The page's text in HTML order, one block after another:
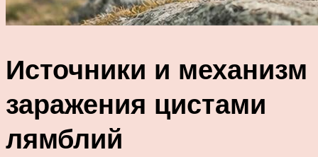
Источники и механизм
заражения цистами
лямблий